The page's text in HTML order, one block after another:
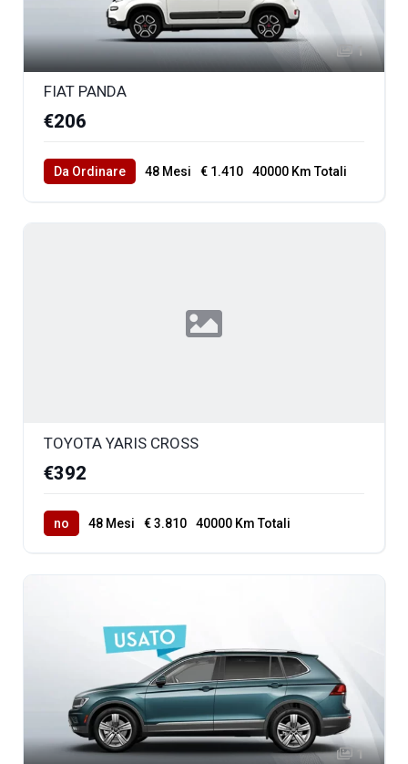
1
FIAT PANDA
€206
Da Ordinare 48 Mesi € 1.410 40000 Km Totali
TOYOTA YARIS CROSS
€392
no 48 Mesi € 3.810 40000 Km Totali
1